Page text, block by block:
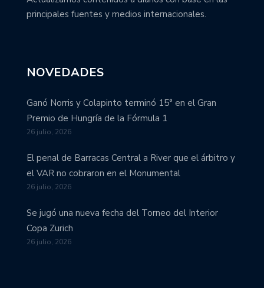
principales fuentes y medios internacionales.
NOVEDADES
Ganó Norris y Colapinto terminó 15° en el Gran
Premio de Hungría de la Fórmula 1
26 julio, 2026
El penal de Barracas Central a River que el árbitro y
el VAR no cobraron en el Monumental
26 julio, 2026
Se jugó una nueva fecha del Torneo del Interior
Copa Zurich
26 julio, 2026